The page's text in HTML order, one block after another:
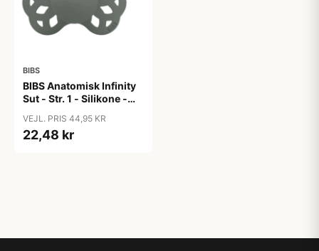
BIBS
BIBS Anatomisk Infinity
Sut - Str. 1 - Silikone -
VEJL. PRIS 44,95 KR
22,48 kr